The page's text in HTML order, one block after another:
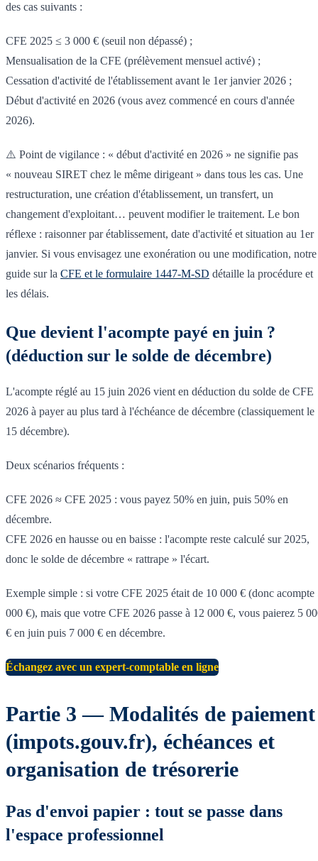
des cas suivants :
CFE 2025 ≤ 3 000 € (seuil non dépassé) ;
Mensualisation de la CFE (prélèvement mensuel activé) ;
Cessation d'activité de l'établissement avant le 1er janvier 2026 ;
Début d'activité en 2026 (vous avez commencé en cours d'année
2026).
⚠️ Point de vigilance : « début d'activité en 2026 » ne signifie pas
« nouveau SIRET chez le même dirigeant » dans tous les cas. Une
restructuration, une création d'établissement, un transfert, un
changement d'exploitant… peuvent modifier le traitement. Le bon
réflexe : raisonner par établissement, date d'activité et situation au 1er
janvier. Si vous envisagez une exonération ou une modification, notre
guide sur la CFE et le formulaire 1447-M-SD détaille la procédure et
les délais.
Que devient l'acompte payé en juin ?
(déduction sur le solde de décembre)
L'acompte réglé au 15 juin 2026 vient en déduction du solde de CFE
2026 à payer au plus tard à l'échéance de décembre (classiquement le
15 décembre).
Deux scénarios fréquents :
CFE 2026 ≈ CFE 2025 : vous payez 50% en juin, puis 50% en
décembre.
CFE 2026 en hausse ou en baisse : l'acompte reste calculé sur 2025,
donc le solde de décembre « rattrape » l'écart.
Exemple simple : si votre CFE 2025 était de 10 000 € (donc acompte
000 €), mais que votre CFE 2026 passe à 12 000 €, vous paierez 5
€ en juin puis 7 000 € en décembre.
Échangez avec un expert-comptable en ligne
Partie 3 — Modalités de paiement
(impots.gouv.fr), échéances et
organisation de trésorerie
Pas d'envoi papier : tout se passe dans
l'espace professionnel